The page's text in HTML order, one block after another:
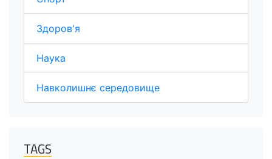
Здоров'я
Наука
Навколишнє середовище
TAGS